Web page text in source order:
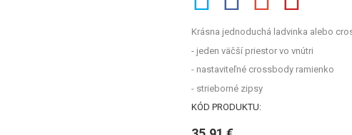
Krásna jednoduchá ladvinka alebo
- jeden väčší priestor vo vnútri
- nastaviteľné crossbody ramienko
- strieborné zipsy
KÓD PRODUKTU: